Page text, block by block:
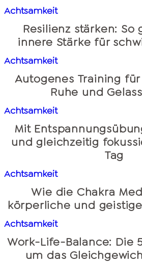
Achtsamkeit
Resilienz stärken: So
innere Stärke für
Achtsamkeit
Autogenes Training
Ruhe und
Achtsamkeit
Mit
und gleichzeitig
Tag
Achtsamkeit
Wie die Chakra
körperliche und
Achtsamkeit
Work-Life-Balance: Die
um das